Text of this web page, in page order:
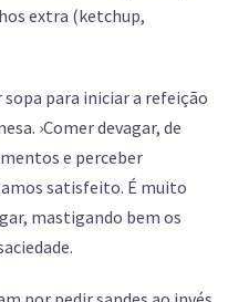
extra (ketchup,
sopa para iniciar a refeição
›Comer devagar, de
e perceber
satisfeito. É muito
mastigando bem os